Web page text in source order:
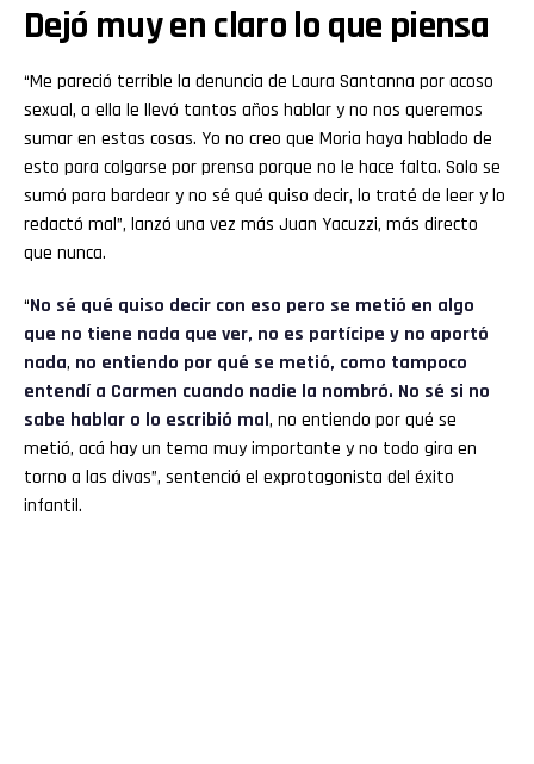
Dejó muy en claro lo que piensa
“Me pareció terrible la denuncia de Laura Santanna por acoso
sexual, a ella le llevó tantos años hablar y no nos queremos
sumar en estas cosas. Yo no creo que Moria haya hablado de
esto para colgarse por prensa porque no le hace falta. Solo se
sumó para bardear y no sé qué quiso decir, lo traté de leer y lo
redactó mal”, lanzó una vez más Juan Yacuzzi, más directo
que nunca.
“No sé qué quiso decir con eso pero se metió en algo
que no tiene nada que ver, no es partícipe y no aportó
nada, no entiendo por qué se metió, como tampoco
entendí a Carmen cuando nadie la nombró. No sé si no
sabe hablar o lo escribió mal, no entiendo por qué se
metió, acá hay un tema muy importante y no todo gira en
torno a las divas”, sentenció el exprotagonista del éxito
infantil.